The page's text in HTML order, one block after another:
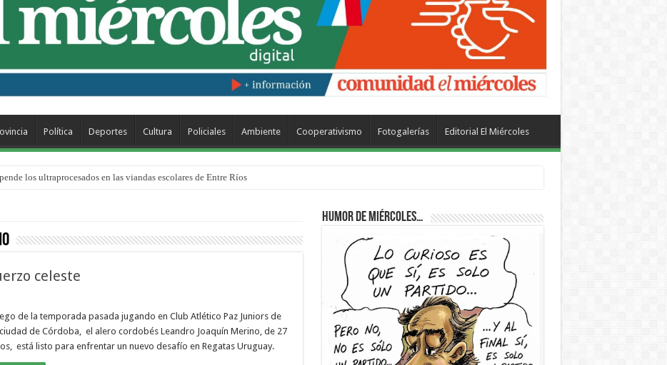
Política Deportes Cultura Policiales Ambiente Cooperativismo Fotogalerías Editorial El Miércoles
los ultraprocesados en las viandas escolares de Entre Ríos
obra “La Runfla de los Macanos”
celeste
de la temporada pasada jugando en Club Atlético Paz Juniors de
ciudad de Córdoba, el alero cordobés Leandro Joaquín Merino, de 27
está listo para enfrentar un nuevo desafío en Regatas Uruguay.
Humor de Miércoles…